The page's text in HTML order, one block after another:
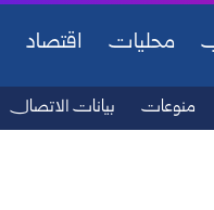
محليات اقتصاد
منوعات بيانات الاتصال